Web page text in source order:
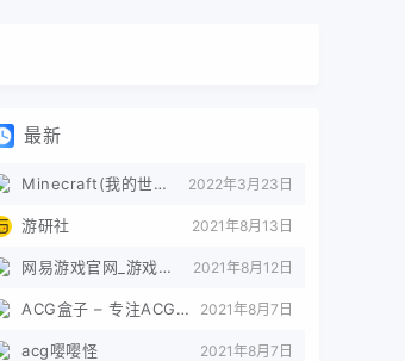
最新
Minecraft(我的世界)苦力怕论坛 2022年3月23日
游研社 2021年8月13日
网易游戏官网_游戏热爱者 2021年8月12日
ACG盒子 – 专注ACG的导航盒子 2021年8月7日
acg嘤嘤怪 2021年8月7日